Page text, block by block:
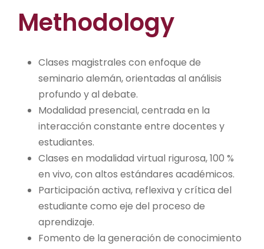
Methodology
Clases magistrales con enfoque de
seminario alemán, orientadas al análisis
profundo y al debate.
Modalidad presencial, centrada en la
interacción constante entre docentes y
estudiantes.
Clases en modalidad virtual rigurosa, 100 %
en vivo, con altos estándares académicos.
Participación activa, reflexiva y crítica del
estudiante como eje del proceso de
aprendizaje.
Fomento de la generación de conocimiento